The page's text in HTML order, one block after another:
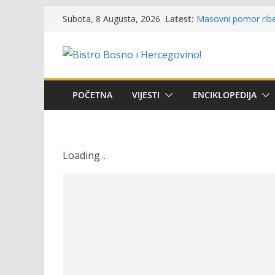
Skip
content
Subota, 8 Augusta, 2026 Latest: Masovni pomor
Poziv za učešće u
Obavještenje
osobe sa
POČETNA VIJESTI ENCIKLOPEDIJA
Loading...